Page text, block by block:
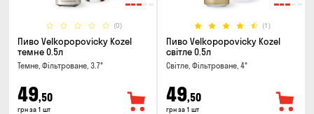
(0)
Пиво Velkopopovicky Kozel
темне 0.5л
Темне, Фільтроване, 3.7°
49,50
грн за 1 шт
(1)
Пиво Velkopopovicky Kozel
світле 0.5л
Світле, Фільтроване, 4°
49,50
грн за 1 шт